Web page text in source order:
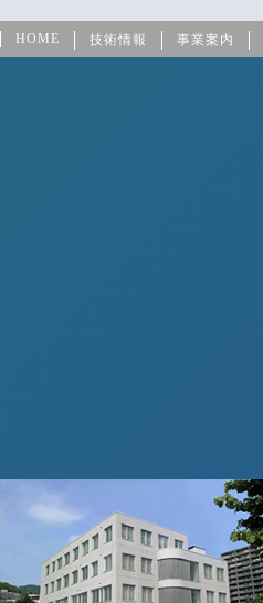
HOME 技術情報 事業案内